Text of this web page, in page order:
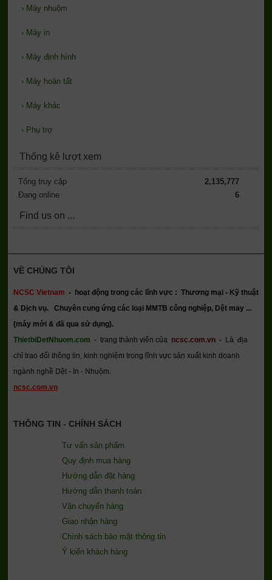
› Máy nhuộm
› Máy in
› Máy định hình
› Máy hoàn tất
› Máy khác
› Phụ trợ
Thống kê lượt xem
Tổng truy cập
2,135,777
Đang online
6
Find us on ...
VỀ CHÚNG TÔI
NCSC Vietnam - hoạt động trong các lĩnh vực : Thương mại - Kỹ thuật
& Dịch vụ. Chuyên cung ứng các loại MMTB công nghiệp, Dệt may ...
(máy mới & đã qua sử dụng).
ThietbiDetNhuom.com - trang thành viên của ncsc.com.vn- Là địa
chỉ trao đổi thông tin, kinh nghiệm trong lĩnh vực sản xuất kinh doanh
ngành nghề Dệt - In - Nhuộm.
ncsc.com.vn
THÔNG TIN - CHÍNH SÁCH
Tư vấn sản phẩm
Quy định mua hàng
Hướng dẫn đặt hàng
Hướng dẫn thanh toán
Vận chuyển hàng
Giao nhận hàng
Chính sách bảo mật thông tin
Ý kiến khách hàng